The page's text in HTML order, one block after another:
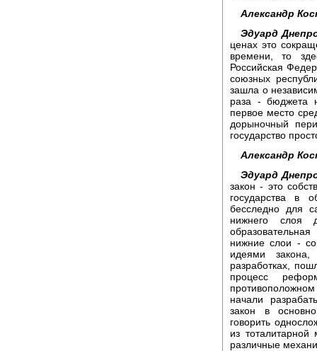
Александр
Эдуард
ценах это
времени, то
Российская
союзных
зашла о
раза - бюджета
первое место
дорыночный
государство
Александр
Эдуард
закон - это
государства в
бесследно для
нижнего слоя
нижние слои -
идеями
разработках,
процесс
начали
закон в
говорить
из
различные